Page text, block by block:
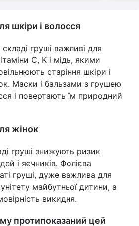
шкіри і волосся
груші важливі для
C, K і мідь, якими
старіння шкіри і
Маски і бальзами з грушею
і повертають їм природний
жінок
груші знижують ризик
і яєчників. Фолієва
груші, дуже важлива для
майбутньої дитини, а
викидня.
протипоказаний цей